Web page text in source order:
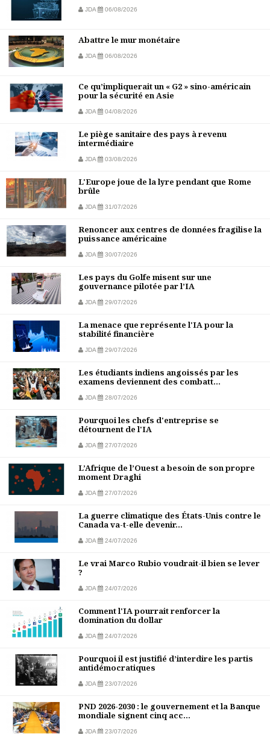
JDA 06/08/2026
Abattre le mur monétaire
JDA 06/08/2026
Ce qu’impliquerait un « G2 » sino-américain
pour la sécurité en Asie
JDA 04/08/2026
Le piège sanitaire des pays à revenu
intermédiaire
JDA 03/08/2026
L'Europe joue de la lyre pendant que Rome
brûle
JDA 31/07/2026
Renoncer aux centres de données fragilise la
puissance américaine
JDA 30/07/2026
Les pays du Golfe misent sur une
gouvernance pilotée par l’IA
JDA 29/07/2026
La menace que représente l'IA pour la
stabilité financière
JDA 29/07/2026
Les étudiants indiens angoissés par les
examens deviennent des combatt...
JDA 28/07/2026
Pourquoi les chefs d'entreprise se
détournent de l'IA
JDA 27/07/2026
L’Afrique de l’Ouest a besoin de son propre
moment Draghi
JDA 27/07/2026
La guerre climatique des États-Unis contre le
Canada va-t-elle devenir...
JDA 24/07/2026
Le vrai Marco Rubio voudrait-il bien se lever
?
JDA 24/07/2026
Comment l'IA pourrait renforcer la
domination du dollar
JDA 24/07/2026
Pourquoi il est justifié d’interdire les partis
antidémocratiques
JDA 23/07/2026
PND 2026-2030 : le gouvernement et la Banque
mondiale signent cinq acc...
JDA 23/07/2026